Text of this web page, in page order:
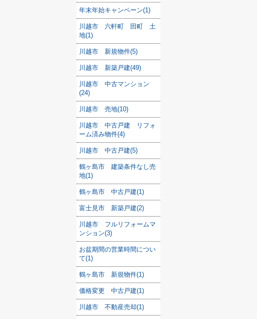
年末年始キャンペーン(1)
川越市 六軒町 田町 土
地(1)
川越市 新規物件(5)
川越市 新築戸建(49)
川越市 中古マンション
(24)
川越市 売地(10)
川越市 中古戸建 リフォ
ーム済み物件(4)
川越市 中古戸建(5)
鶴ヶ島市 建築条件なし売
地(1)
鶴ヶ島市 中古戸建(1)
富士見市 新築戸建(2)
川越市 フルリフォームマ
ンション(3)
お盆期間の営業時間につい
て(1)
鶴ヶ島市 新規物件(1)
価格変更 中古戸建(1)
川越市 不動産売却(1)